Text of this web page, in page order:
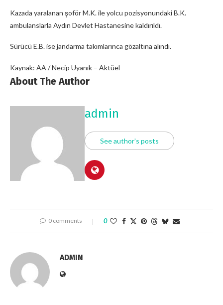
Kazada yaralanan şoför M.K. ile yolcu pozisyonundaki B.K.
ambulanslarla Aydın Devlet Hastanesine kaldırıldı.
Sürücü E.B. ise jandarma takımlarınca gözaltına alındı.
Kaynak: AA / Necip Uyanık – Aktüel
About The Author
admin
See author's posts
0 comments 0
ADMIN